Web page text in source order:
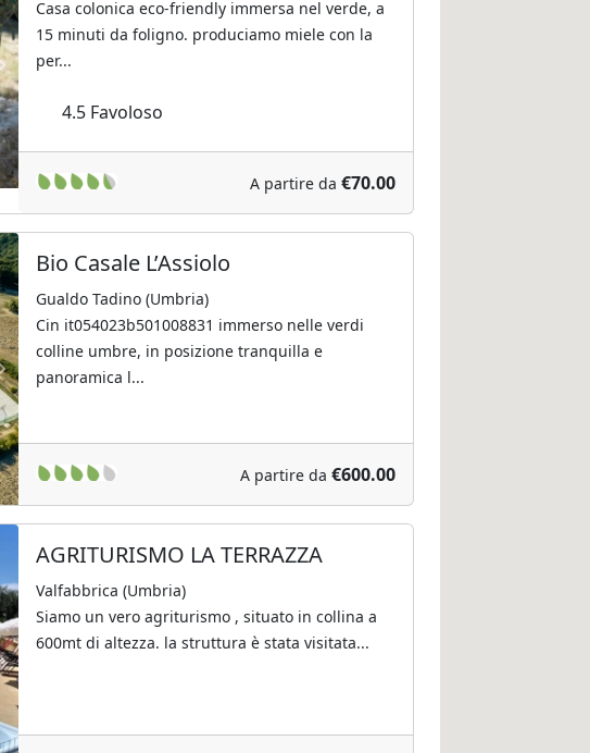
Casa colonica eco-friendly immersa nel verde, a
15 minuti da foligno. produciamo miele con la
per...
4.5 Favoloso
A partire da €70.00
Bio Casale L’Assiolo
Gualdo Tadino (Umbria)
Cin it054023b501008831 immerso nelle verdi
colline umbre, in posizione tranquilla e
panoramica l...
A partire da €600.00
AGRITURISMO LA TERRAZZA
Valfabbrica (Umbria)
Siamo un vero agriturismo , situato in collina a
600mt di altezza. la struttura è stata visitata...